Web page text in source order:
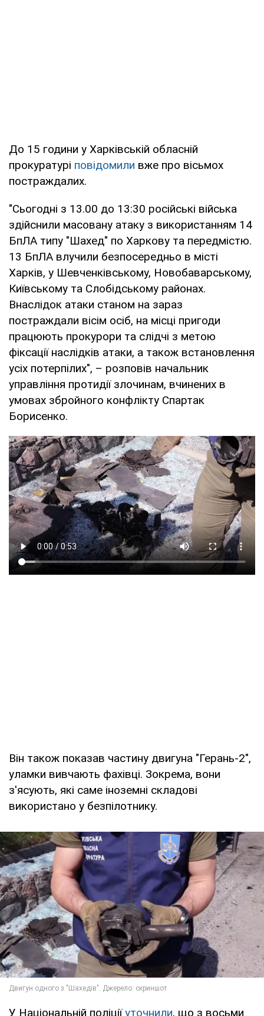
До 15 години у Харківській обласній
прокуратурі повідомили вже про вісьмох
постраждалих.
"Сьогодні з 13.00 до 13:30 російські війська
здійснили масовану атаку з використанням 14
БпЛА типу "Шахед" по Харкову та передмістю.
13 БпЛА влучили безпосередньо в місті
Харків, у Шевченківському, Новобаварському,
Київському та Слобідському районах.
Внаслідок атаки станом на зараз
постраждали вісім осіб, на місці пригоди
працюють прокурори та слідчі з метою
фіксації наслідків атаки, а також встановлення
усіх потерпілих", – розповів начальник
управління протидії злочинам, вчинених в
умовах збройного конфлікту Спартак
Борисенко.
Він також показав частину двигуна "Герань-2",
уламки вивчають фахівці. Зокрема, вони
з'ясують, які саме іноземні складові
використано у безпілотнику.
У Національній поліціїуточнили, що з восьми